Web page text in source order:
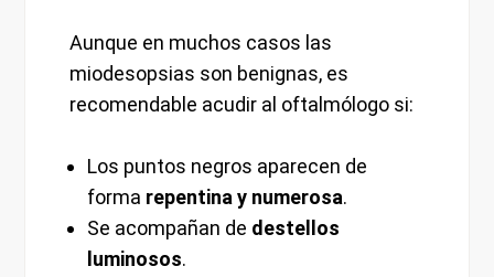
Aunque en muchos casos las
miodesopsias son benignas, es
recomendable acudir al oftalmólogo si:
Los puntos negros aparecen de
forma repentina y numerosa.
Se acompañan de destellos
luminosos.